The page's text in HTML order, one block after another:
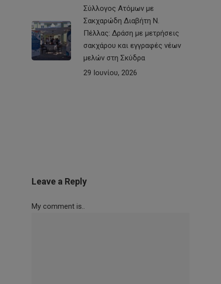
Σύλλογος Ατόμων με
Σακχαρώδη Διαβήτη Ν.
Πέλλας: Δράση με μετρήσεις
σακχάρου και εγγραφές νέων
μελών στη Σκύδρα
29 Ιουνίου, 2026
Leave a Reply
My comment is..